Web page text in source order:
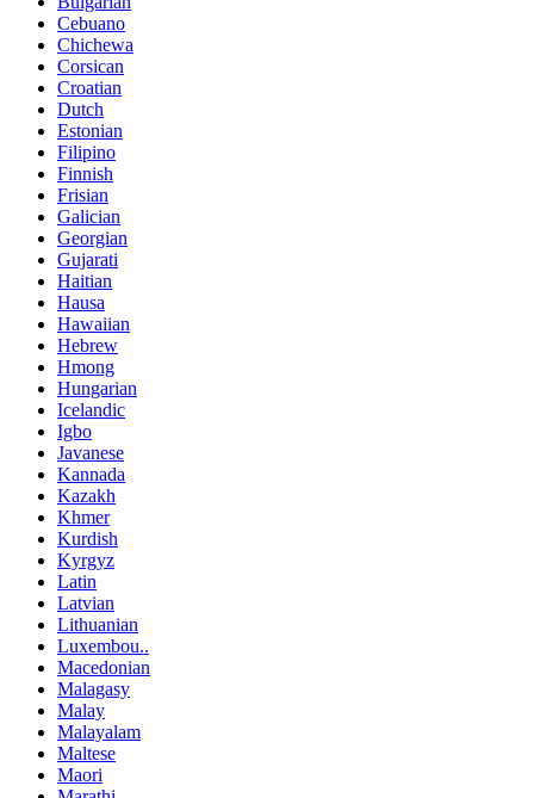
Cebuano
Chichewa
Corsican
Croatian
Dutch
Estonian
Filipino
Finnish
Frisian
Galician
Georgian
Gujarati
Haitian
Hausa
Hawaiian
Hebrew
Hmong
Hungarian
Icelandic
Igbo
Javanese
Kannada
Kazakh
Khmer
Kurdish
Kyrgyz
Latin
Latvian
Lithuanian
Luxembou..
Macedonian
Malagasy
Malay
Malayalam
Maltese
Maori